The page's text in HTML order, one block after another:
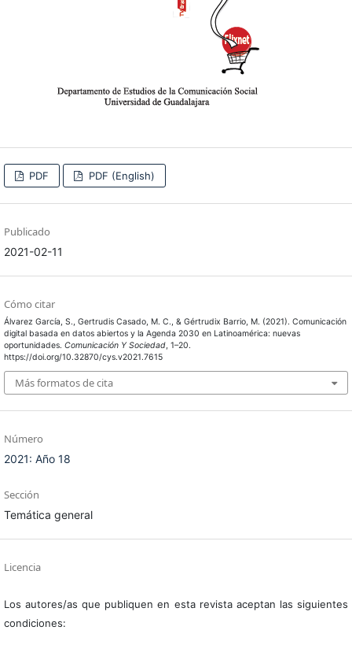
PDF PDF (English)
Publicado
2021-02-11
Cómo citar
Álvarez García, S., Gertrudis Casado, M. C., & Gértrudix Barrio, M. (2021). Comunicación
digital basada en datos abiertos y la Agenda 2030 en Latinoamérica: nuevas
oportunidades. Comunicación Y Sociedad, 1–20.
https://doi.org/10.32870/cys.v2021.7615
Más formatos de cita
Número
2021: Año 18
Sección
Temática general
Licencia
Los autores/as que publiquen en esta revista aceptan las siguientes
condiciones: